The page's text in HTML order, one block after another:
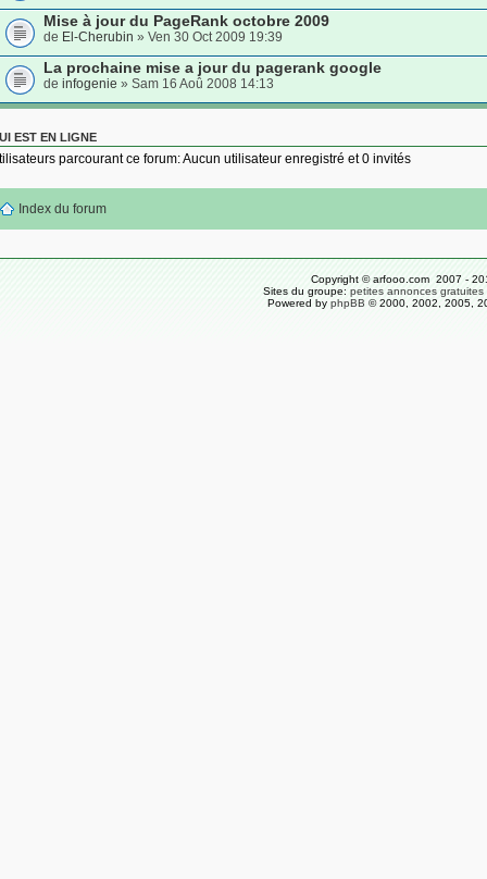
Mise à jour du PageRank octobre 2009
de El-Cherubin » Ven 30 Oct 2009 19:39
La prochaine mise a jour du pagerank google
de infogenie » Sam 16 Aoû 2008 14:13
EST EN LIGNE
parcourant ce forum: Aucun utilisateur enregistré et 0 invités
Index du forum
Copyright © arfooo.com 2007 -
Sites du groupe: petites annonces gratuites
Powered by phpBB © 2000, 2002, 2005,